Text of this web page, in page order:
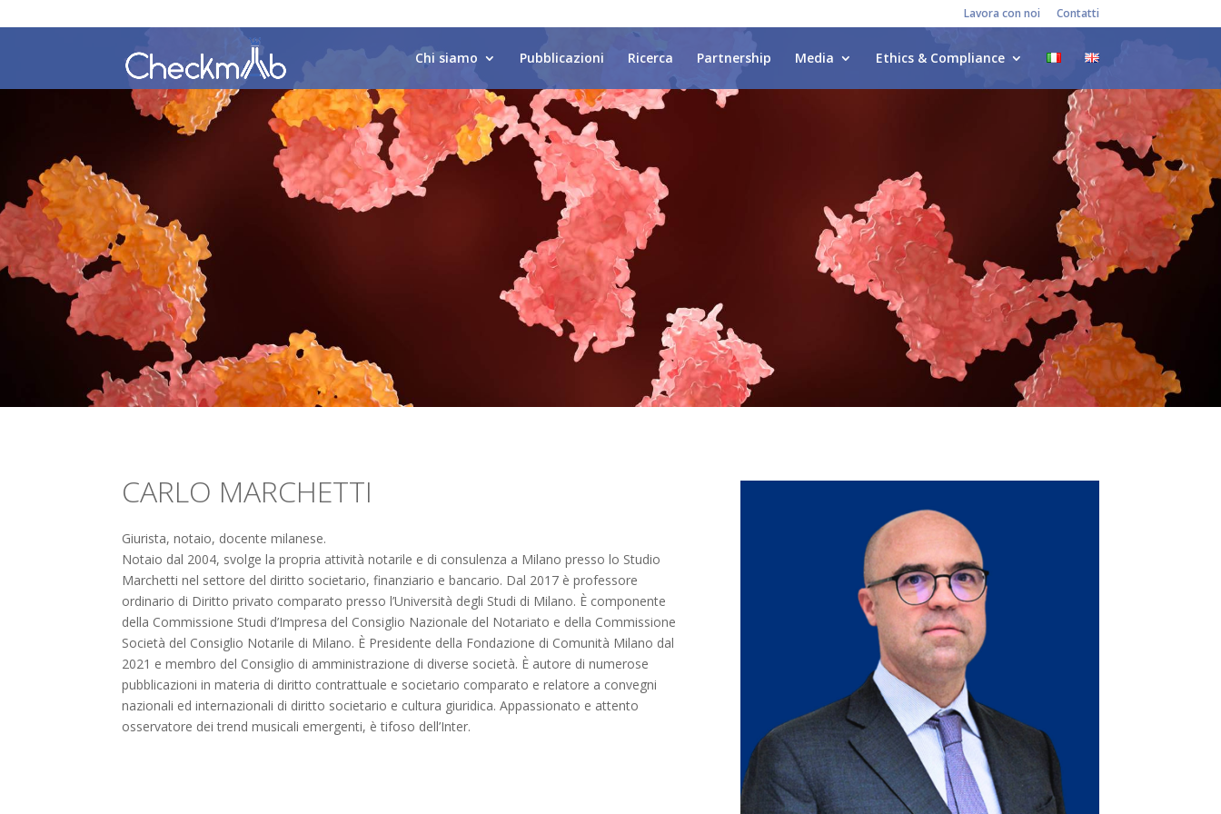
Lavora con noi Contatti
Chi siamo Pubblicazioni Ricerca Partnership Media Ethics & Compliance
CARLO MARCHETTI
Giurista, notaio, docente milanese.
Notaio dal 2004, svolge la propria attività notarile e di consulenza a Milano presso lo Studio
Marchetti nel settore del diritto societario, finanziario e bancario. Dal 2017 è professore
ordinario di Diritto privato comparato presso l’Università degli Studi di Milano. È componente
della Commissione Studi d’Impresa del Consiglio Nazionale del Notariato e della Commissione
Società del Consiglio Notarile di Milano. È Presidente della Fondazione di Comunità Milano dal
2021 e membro del Consiglio di amministrazione di diverse società. È autore di numerose
pubblicazioni in materia di diritto contrattuale e societario comparato e relatore a convegni
nazionali ed internazionali di diritto societario e cultura giuridica. Appassionato e attento
osservatore dei trend musicali emergenti, è tifoso dell’Inter.